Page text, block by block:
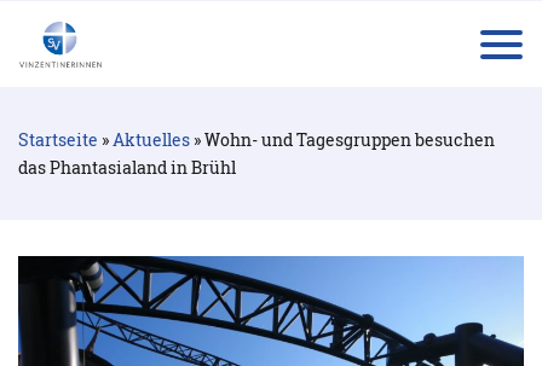
Startseite »Aktuelles »Wohn- und Tagesgruppen besuchen
das Phantasialand in Brühl